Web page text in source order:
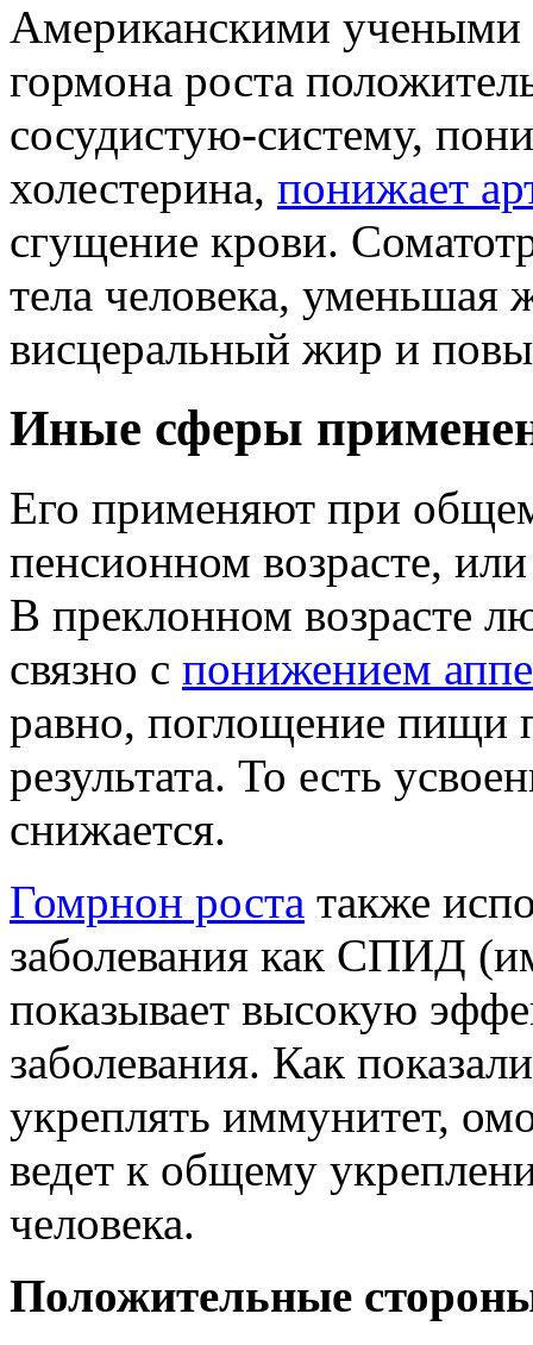
Американскими учеными
гормона роста
сосудистую-систему,
холестерина, понижает
сгущение крови.
тела человека, уменьшая
висцеральный жир и
Иные сферы
Его применяют при
пенсионном возрасте,
В преклонном возрасте
связно с понижением
равно, поглощение пищи
результата. То есть
снижается.
Гомрнон роста также
заболевания как СПИД
показывает высокую
заболевания. Как
укреплять иммунитет,
ведет к общему
человека.
Положительные